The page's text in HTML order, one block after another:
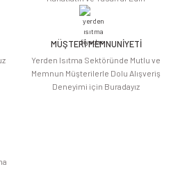
pahalı.
olmalı.
MÜŞTERİ MEMNUNİYETİ
Yerden Isıtma Sektöründe Mutlu ve
Memnun Müşterilerle Dolu Alışveriş
Deneyimi için Buradayız